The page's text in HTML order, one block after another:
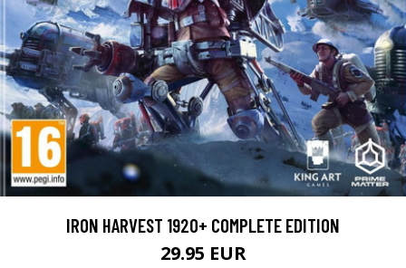
IRON HARVEST 1920+ COMPLETE EDITION
29.95 EUR